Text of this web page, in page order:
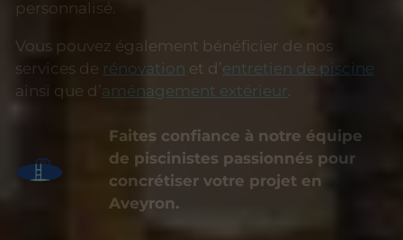
personnalisé.
Vous pouvez également bénéficier de nos
services de rénovation et d’entretien de piscine
ainsi que d’aménagement extérieur
Faites confiance à notre équipe
de piscinistes passionnés pour
concrétiser votre projet en
Aveyron.